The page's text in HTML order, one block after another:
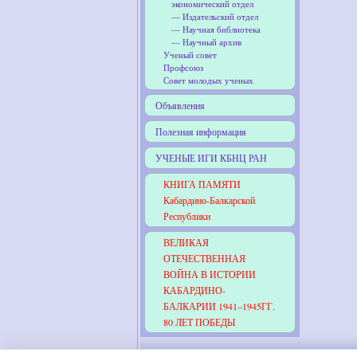
экономический отдел
— Издательский отдел
— Научная библиотека
— Научный архив
Ученый совет
Профсоюз
Совет молодых ученых
Объявления
Полезная информация
УЧЕНЫЕ ИГИ КБНЦ РАН
КНИГА ПАМЯТИ
Кабардино-Балкарской
Республики
ВЕЛИКАЯ
ОТЕЧЕСТВЕННАЯ
ВОЙНА В ИСТОРИИ
КАБАРДИНО-
БАЛКАРИИ 1941–1945ГГ.
80 ЛЕТ ПОБЕДЫ